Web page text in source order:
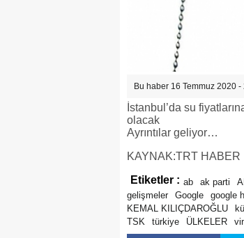
Bu haber 16 Temmuz 2020
İstanbul’da su
olacak
Ayrıntılar geliyor…
KAYNAK:TRT HABER
Etiketler : ab ak parti
gelişmeler
Google google
KEMAL KILIÇDAROĞLU
TSK
türkiye ÜLKELER